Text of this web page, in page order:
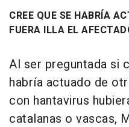
CREE QUE SE HABRÍA
FUERA ILLA EL
Al ser preguntada si
habría actuado de
con hantavirus
catalanas o vascas,